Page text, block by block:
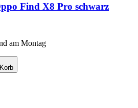
Find X8 Pro schwarz
am Montag